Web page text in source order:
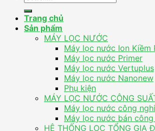
for:
Trang chủ
Sản phẩm
MÁY LỌC NƯỚC
Máy lọc nước Ion Kiềm
Máy lọc nước Primer
Máy lọc nước Vertuplus
Máy lọc nước Nanonew
Phụ kiện
MÁY LỌC NƯỚC CÔNG
Máy lọc nước công
Máy lọc nước bán
HỆ THỐNG LỌC TỔNG GIA